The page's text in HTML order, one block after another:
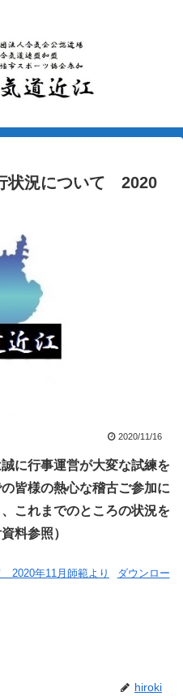
状況について 2020
2020/11/16
に行事運営が大変な試練を
皆様の熱心な稽古ご参加に
これまでのところの状況を
料参照）
2020年11月師範より
ダウンロー
hiroki